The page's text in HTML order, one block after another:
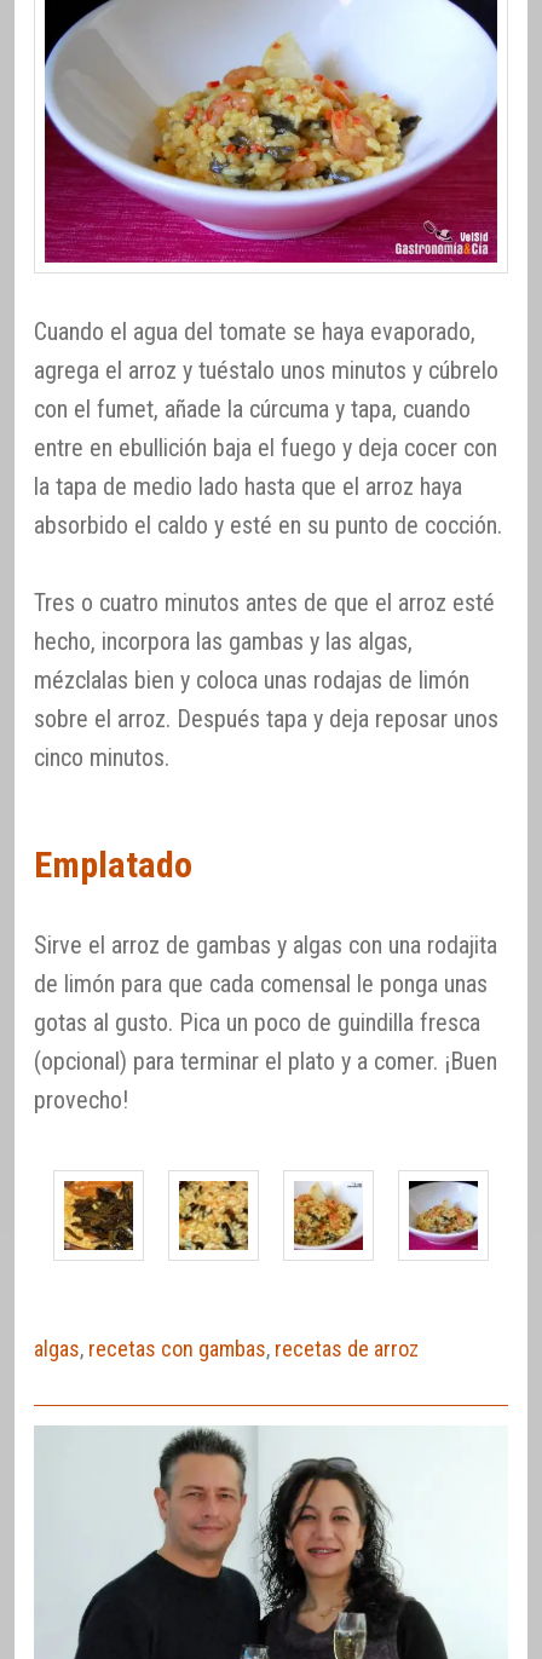
Cuando el agua del tomate se haya evaporado,
agrega el arroz y tuéstalo unos minutos y cúbrelo
con el fumet, añade la cúrcuma y tapa, cuando
entre en ebullición baja el fuego y deja cocer con
la tapa de medio lado hasta que el arroz haya
absorbido el caldo y esté en su punto de cocción.
Tres o cuatro minutos antes de que el arroz esté
hecho, incorpora las gambas y las algas,
mézclalas bien y coloca unas rodajas de limón
sobre el arroz. Después tapa y deja reposar unos
cinco minutos.
Emplatado
Sirve el arroz de gambas y algas con una rodajita
de limón para que cada comensal le ponga unas
gotas al gusto. Pica un poco de guindilla fresca
(opcional) para terminar el plato y a comer. ¡Buen
provecho!
algas, recetas con gambas, recetas de arroz